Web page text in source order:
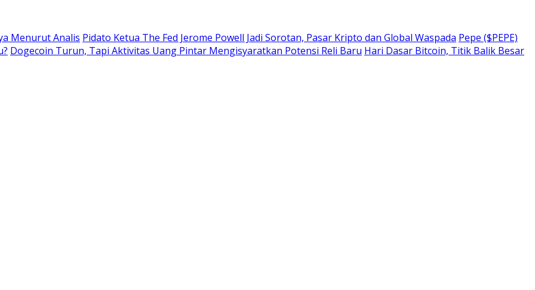
Menurut Analis Pidato Ketua The Fed Jerome Powell Jadi Sorotan, Pasar Kripto dan Global Waspada Pepe ($PEPE)
Dogecoin Turun, Tapi Aktivitas Uang Pintar Mengisyaratkan Potensi Reli Baru Hari Dasar Bitcoin, Titik Balik Besar